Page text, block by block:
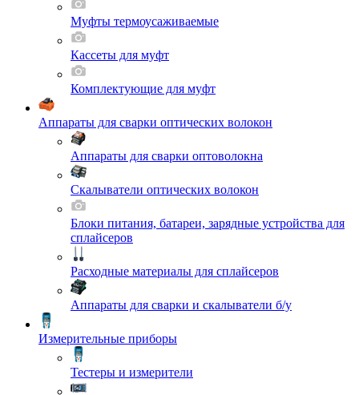
Муфты термоусаживаемые
Кассеты для муфт
Комплектующие для муфт
Аппараты для сварки оптических волокон
Аппараты для сварки оптоволокна
Скалыватели оптических волокон
Блоки питания, батареи, зарядные устройства для
сплайсеров
Расходные материалы для сплайсеров
Аппараты для сварки и скалыватели б/у
Измерительные приборы
Тестеры и измерители